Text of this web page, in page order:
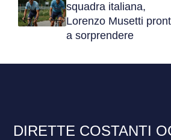
squadra italiana,
Lorenzo Musetti
a sorprendere
DIRETTE COSTANTI